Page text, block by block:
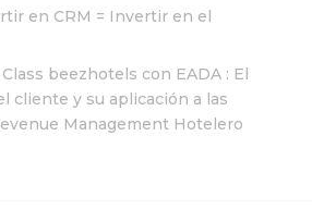
en CRM = Invertir en el
beezhotels con EADA : El
cliente y su aplicación a las
Management Hotelero